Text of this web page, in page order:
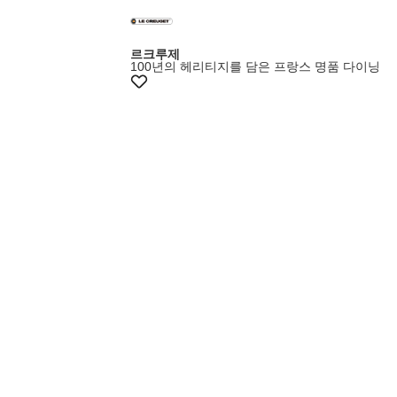
멤버스20%쿠폰
르크루제
100년의 헤리티지를 담은 프랑스 명품 다이닝